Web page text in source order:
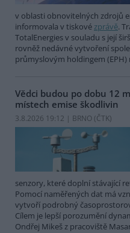
v oblasti obnovitelných zdrojů
informovala v tiskovézprávě.
TotalEnergies v souladu s její
rovněž nedávné vytvoření
průmyslovým holdingem
Vědci budou po dobu 12
místech emise škodlivin
3.8.2026 19:12 | BRNO (ČTK)
senzory, které doplní stávající
Pomocí naměřených dat má
vytvoří podrobný
Cílem je lepší porozumění
Ondřej Mikeš z pracoviště